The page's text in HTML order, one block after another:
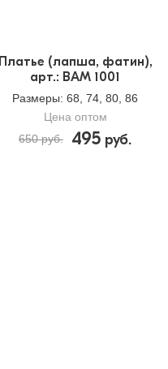
Платье (лапша, фатин),
арт.: BAM 1001
Размеры: 68, 74, 80, 86
Цена оптом
650 руб.
495 руб.